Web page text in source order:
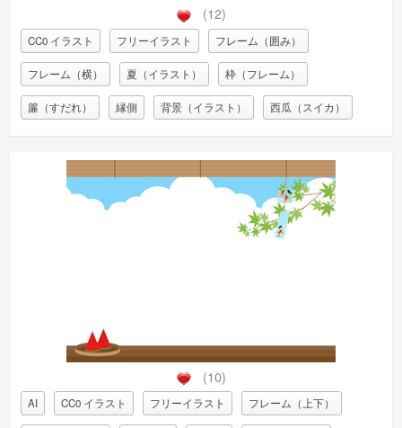
(12)
CC0 イラスト フリーイラスト フレーム（囲み）
フレーム（横） 夏（イラスト） 枠（フレーム）
簾（すだれ） 縁側 背景（イラスト） 西瓜（スイカ）
(10)
AI CC0 イラスト フリーイラスト フレーム（上下）